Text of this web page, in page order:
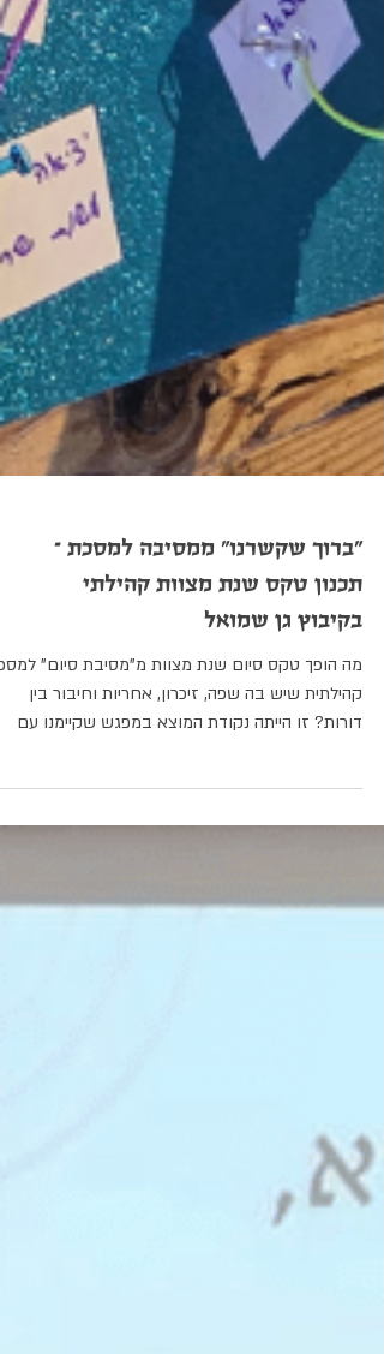
תכנון טקס שנת מצוות קהילתי
בקיבוץ גן שמואל
קהילתית שיש בה שפה, זיכרון, אחריות וחיבור בין
דורות? זו הייתה נקודת המוצא במפגש שקיימנו עם
בקיבוץ.